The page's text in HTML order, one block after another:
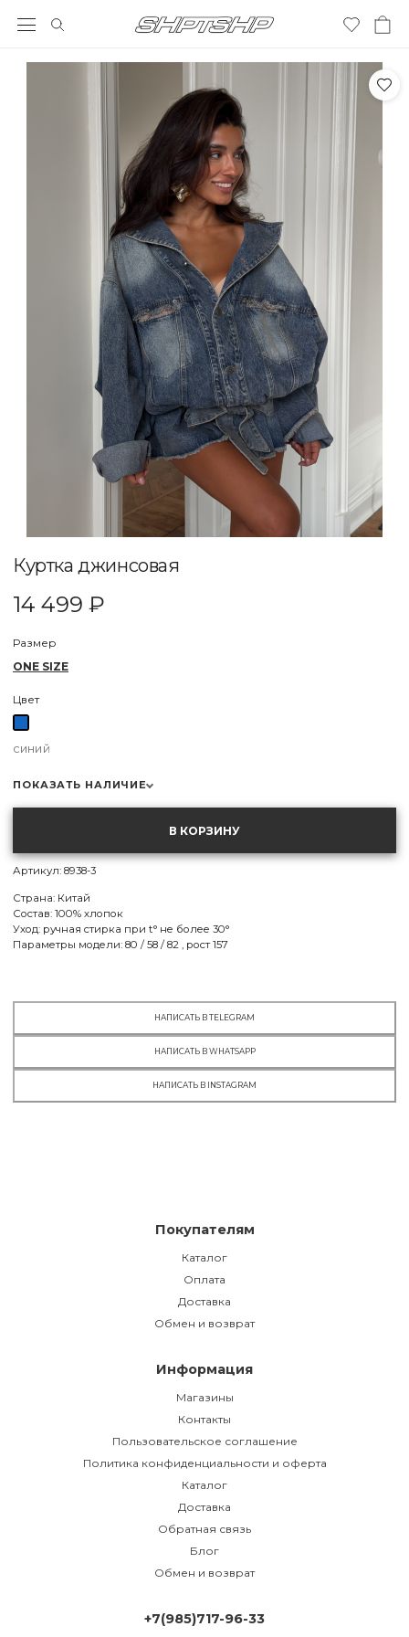
Куртка джинсовая
14 499 ₽
Размер
ONE SIZE
Цвет
синий
ПОКАЗАТЬ НАЛИЧИЕ
СПБ:есть в наличии
В КОРЗИНУ
Артикул: 8938-3
Страна: Китай
Состав: 100% хлопок
Уход: ручная стирка при t° не более 30°
Параметры модели: 80 / 58 / 82 , рост 157
НАПИСАТЬ В TELEGRAM
НАПИСАТЬ В WHATSAPP
НАПИСАТЬ В INSTAGRAM
Покупателям
Каталог
Оплата
Доставка
Обмен и возврат
Информация
Магазины
Контакты
Пользовательское соглашение
Политика конфиденциальности и оферта
Каталог
Доставка
Обратная связь
Блог
Обмен и возврат
+7(985)717-96-33